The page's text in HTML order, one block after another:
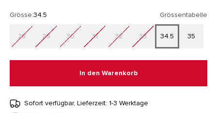
Grösse:34.5 Grössentabelle
28 29 30 31 32 33 34.5 35
In den Warenkorb
Sofort verfügbar, Lieferzeit: 1-3 Werktage